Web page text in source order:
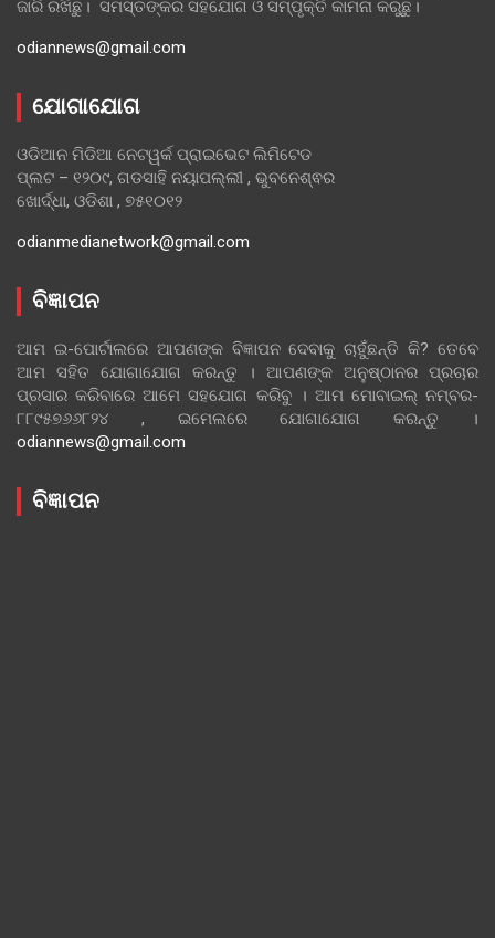
ଜାରି ରଖିଛୁ। ସମସ୍ତଙ୍କର ସହଯୋଗ ଓ ସମ୍ପୃକ୍ତି କାମନା କରୁଛୁ।
odiannews@gmail.com
ଯୋଗାଯୋଗ
ଓଡିଆନ ମିଡିଆ ନେଟୱର୍କ ପ୍ରାଇଭେଟ ଲିମିଟେଡ
ପ୍ଲଟ – ୧୨୦୯, ଗଡସାହି ନୟାପଲ୍ଲୀ , ଭୁବନେଶ୍ଵର
ଖୋର୍ଦ୍ଧା, ଓଡିଶା , ୭୫୧୦୧୨
odianmedianetwork@gmail.com
ବିଜ୍ଞାପନ
ଆମ ଇ-ପୋର୍ଟାଲରେ ଆପଣଙ୍କ ବିଜ୍ଞାପନ ଦେବାକୁ ଚାହୁଁଛନ୍ତି କି? ତେବେ
ଆମ ସହିତ ଯୋଗାଯୋଗ କରନ୍ତୁ । ଆପଣଙ୍କ ଅନୁଷ୍ଠାନର ପ୍ରଚାର
ପ୍ରସାର କରିବାରେ ଆମେ ସହଯୋଗ କରିବୁ । ଆମ ମୋବାଇଲ୍ ନମ୍ବର-
୮୮୯୫୭୬୬୮୨୪ , ଇମେଲରେ ଯୋଗାଯୋଗ କରନ୍ତୁ ।
odiannews@gmail.com
ବିଜ୍ଞାପନ